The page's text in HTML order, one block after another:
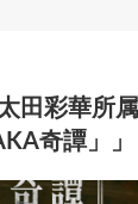
田彩華所
奇譚」」